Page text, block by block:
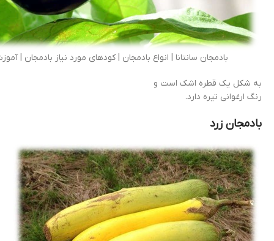
بادمجان سانتانا | انواع بادمجان | کودهای مورد نیاز بادمجان |
به شکل یک قطره اشک است و
رنگ ارغوانی تیره دارد.
بادمجان زرد